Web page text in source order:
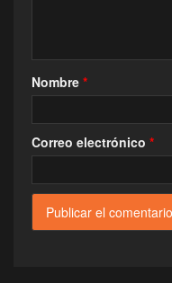
Nombre *
Correo electrónico *